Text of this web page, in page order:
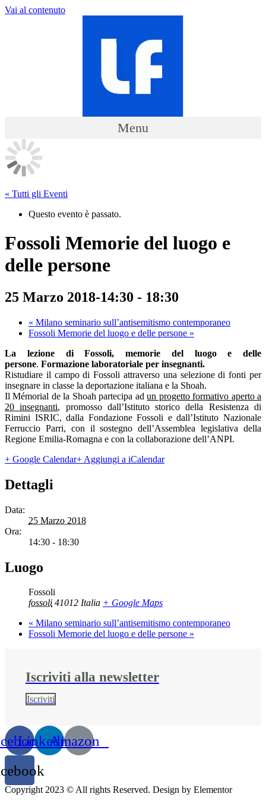
Vai al contenuto
Menu
« Tutti gli Eventi
Questo evento è passato.
Fossoli Memorie del luogo e
delle persone
25 Marzo 2018-14:30 - 18:30
« Milano seminario sull’antisemitismo contemporaneo
Fossoli Memorie del luogo e delle persone »
La lezione di Fossoli, memorie del luogo e delle
persone. Formazione laboratoriale per insegnanti.
Ristudiare il campo di Fossoli attraverso una selezione di fonti per
insegnare in classe la deportazione italiana e la Shoah.
Il Mémorial de la Shoah partecipa adun progetto formativo aperto a
20 insegnanti, promosso dall’Istituto storico della Resistenza di
Rimini ISRIC, dalla Fondazione Fossoli e dall’Istituto Nazionale
Ferruccio Parri, con il sostegno dell’Assemblea legislativa della
Regione Emilia-Romagna e con la collaborazione dell’ANPI.
+ Google Calendar+ Aggiungi a iCalendar
Dettagli
Data:
25 Marzo 2018
Ora:
14:30 - 18:30
Luogo
Fossoli
fossoli 41012 Italia + Google Maps
« Milano seminario sull’antisemitismo contemporaneo
Fossoli Memorie del luogo e delle persone »
Iscriviti alla newsletter​
Iscriviti
LinkedinAmazon
Copyright 2023 © All rights Reserved. Design by Elementor